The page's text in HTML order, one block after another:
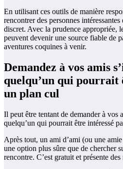
En utilisant ces outils de manière
rencontrer des personnes
discret. Avec la prudence appropriée,
peuvent devenir une source fiable de
aventures coquines à venir.
Demandez à vos amis
quelqu’un qui pourrait
un plan cul
Il peut être tentant de demander à vos
quelqu’un qui pourrait être intéressé
Après tout, un ami d’ami (ou une
une option plus sûre que de chercher
rencontre. C’est gratuit et présente